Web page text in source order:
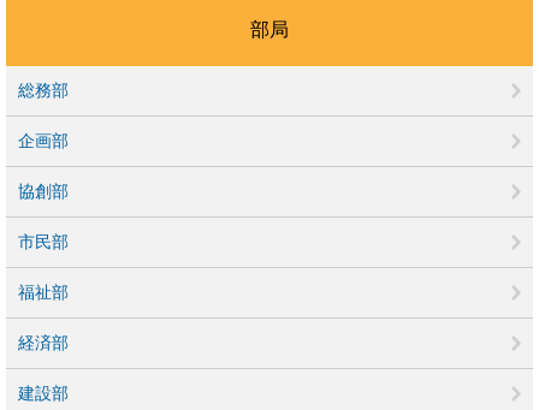
部局
総務部
企画部
協創部
市民部
福祉部
経済部
建設部